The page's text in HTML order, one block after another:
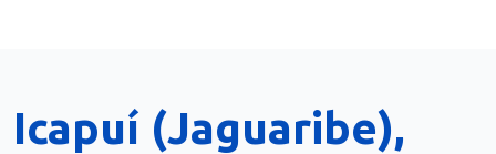
Icapuí (Jaguaribe),